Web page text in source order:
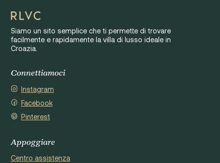
Siamo un sito semplice che ti permette di trovare
facilmente e rapidamente la villa di lusso ideale in
Croazia.
Connettiamoci
Instagram
Facebook
Pinterest
Appoggiare
Centro assistenza